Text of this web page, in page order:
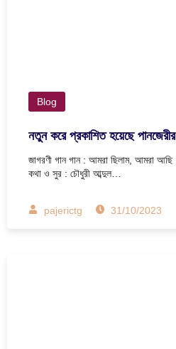
Blog
নতুন করে প্রকাশিত হয়েছে পানজেরীর
জাগরণী গান গান : আমরা ছিলাম, আমরা
কথা ও সুর : চৌধুরী আব্দুল…
pajerictg 31/10/2023